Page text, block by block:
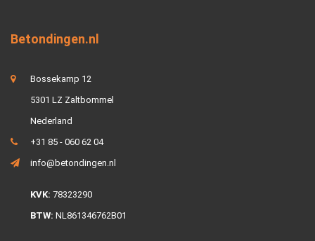
Betondingen.nl
Bossekamp 12
5301 LZ Zaltbommel
Nederland
+31 85 - 060 62 04
info@betondingen.nl
KVK: 78323290
BTW: NL861346762B01